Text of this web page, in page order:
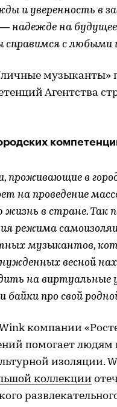
и уверенность в
надежде на
справимся с
музыканты»
Агентства
проживающие в
на проведение
в стране. Так
режима
музыкантов,
весной
на виртуальные
про свой
компании
помогает людям
изоляции.
коллекции